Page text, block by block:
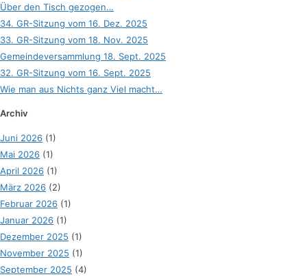
Über den Tisch gezogen…
34. GR-Sitzung vom 16. Dez. 2025
33. GR-Sitzung vom 18. Nov. 2025
Gemeindeversammlung 18. Sept. 2025
32. GR-Sitzung vom 16. Sept. 2025
Wie man aus Nichts ganz Viel macht…
Archiv
Juni 2026 (1)
Mai 2026 (1)
April 2026 (1)
März 2026 (2)
Februar 2026 (1)
Januar 2026 (1)
Dezember 2025 (1)
November 2025 (1)
September 2025 (4)